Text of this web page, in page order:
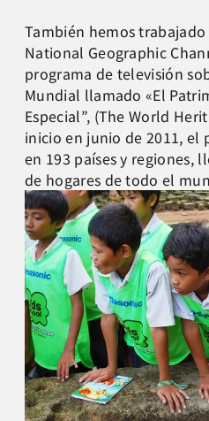
También hemos
National Geographic
programa de televisión
Mundial llamado «El
Especial”, (The World
inicio en junio de 2011, el
en 193 países y regiones,
de hogares de todo el